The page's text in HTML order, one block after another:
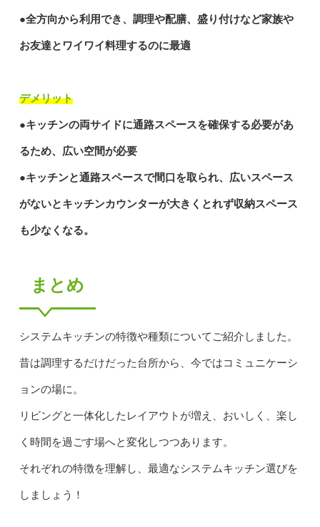
●全方向から利用でき、調理や配膳、盛り付けなど家族や
お友達とワイワイ料理するのに最適
デメリット
●キッチンの両サイドに通路スペースを確保する必要があ
るため、広い空間が必要
●キッチンと通路スペースで間口を取られ、広いスペース
がないとキッチンカウンターが大きくとれず収納スペース
も少なくなる。
まとめ
システムキッチンの特徴や種類についてご紹介しました。
昔は調理するだけだった台所から、今ではコミュニケーシ
ョンの場に。
リビングと一体化したレイアウトが増え、おいしく、楽し
く時間を過ごす場へと変化しつつあります。
それぞれの特徴を理解し、最適なシステムキッチン選びを
しましょう！